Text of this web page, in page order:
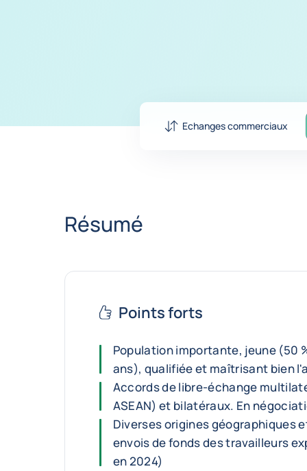
Echanges commerciaux
Résumé
Points forts
Population importante, jeune (50
ans), qualifiée et maîtrisant bien
Accords de libre-échange
ASEAN) et bilatéraux. En
Diverses origines géographiques
envois de fonds des travailleurs
en 2024)